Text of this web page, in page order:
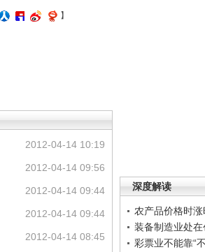
深度解读
农产品价格时涨
装备制造业处
彩票业不能靠“
】
2012-04-14 10:19
2012-04-14 09:56
2012-04-14 09:44
2012-04-14 09:44
2012-04-14 08:45